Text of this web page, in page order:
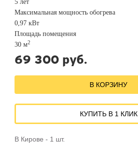
5 лет
Максимальная мощность обогрева
0,97 кВт
Площадь помещения
30 м2
69 300 руб.
В КОРЗИНУ
КУПИТЬ В 1 КЛИК
В Кирове - 1 шт.